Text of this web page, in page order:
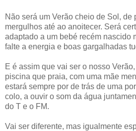
Não será um Verão cheio de Sol, de
mergulhos até ao anoitecer. Será
adaptado a um bebé recém nascido
falte a energia e boas gargalhadas
E é assim que vai ser o nosso
piscina que praia, com uma mãe
estará sempre por de trás de uma
colo, a ouvir o som da água
do T e o FM.
Vai ser diferente, mas igualmente